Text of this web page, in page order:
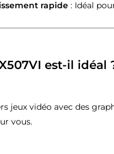
rapide : Idéal
est-il idéal
jeux vidéo avec des
vous.